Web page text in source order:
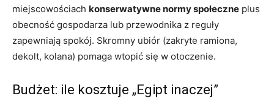
miejscowościach konserwatywne normy społeczne plus
obecność gospodarza lub przewodnika z reguły
zapewniają spokój. Skromny ubiór (zakryte ramiona,
dekolt, kolana) pomaga wtopić się w otoczenie.
Budżet: ile kosztuje „Egipt inaczej”